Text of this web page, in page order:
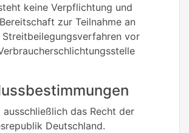
keine Verpflichtung und
zur Teilnahme an
Streitbeilegungsverfahren vor
ausschließlich das Recht der
Deutschland.